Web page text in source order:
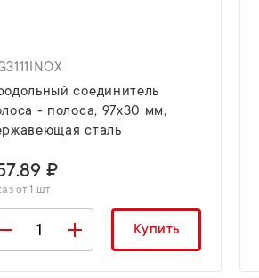
соединитель
- полоса, 97х30 мм,
сталь
₽
от 1 шт
Купить